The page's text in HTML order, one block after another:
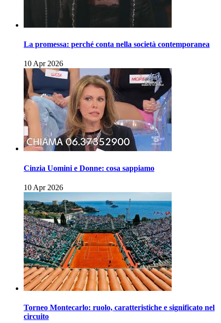
La promessa: perché conta nella società contemporanea
10 Apr 2026
Cinzia Uomini e Donne: cosa sappiamo
10 Apr 2026
Torneo Montecarlo: ruolo, caratteristiche e significato nel
circuito